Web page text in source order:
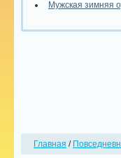
Мужская зимняя
Главная /